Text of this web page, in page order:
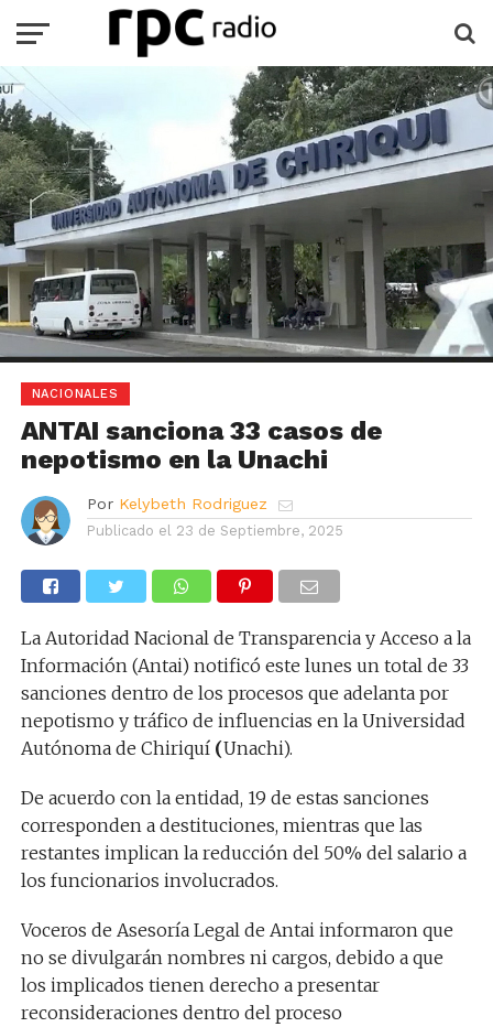
NACIONALES
ANTAI sanciona 33 casos de
nepotismo en la Unachi
Por Kelybeth Rodriguez
Publicado el 23 de Septiembre, 2025
La Autoridad Nacional de Transparencia y Acceso a la
Información (Antai) notificó este lunes un total de 33
sanciones dentro de los procesos que adelanta por
nepotismo y tráfico de influencias en la Universidad
Autónoma de Chiriquí (Unachi).
De acuerdo con la entidad, 19 de estas sanciones
corresponden a destituciones, mientras que las
restantes implican la reducción del 50% del salario a
los funcionarios involucrados.
Voceros de Asesoría Legal de Antai informaron que
no se divulgarán nombres ni cargos, debido a que
los implicados tienen derecho a presentar
reconsideraciones dentro del proceso